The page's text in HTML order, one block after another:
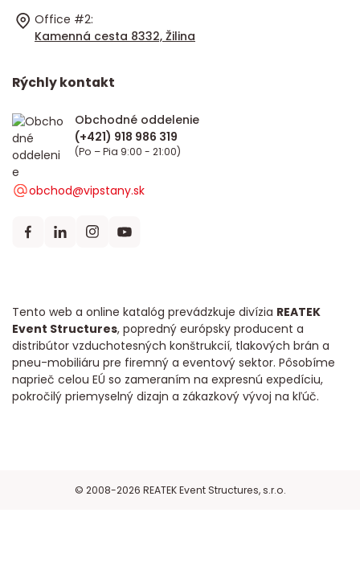
Office #2:
Kamenná cesta 8332, Žilina
Tento web a online katalóg prevádzkuje divízia REATEK
Event Structures, popredný európsky producent a
distribútor vzduchotesných konštrukcií, tlakových brán a
pneu-mobiliáru pre firemný a eventový sektor. Pôsobíme
naprieč celou EÚ so zameraním na expresnú expedíciu,
pokročilý priemyselný dizajn a zákazkový vývoj na kľúč.
Rýchly kontakt
Obchodné oddelenie
(Po – Pia 9:00 - 21:00)
obchod@vipstany.sk
© 2008-2026 REATEK Event Structures, s.r.o.